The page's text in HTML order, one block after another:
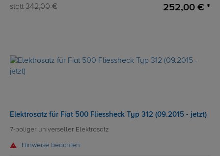
statt 342,00 € 252,00 € *
Elektrosatz für Fiat 500 Fliessheck Typ 312 (09.2015 - jetzt)
7-poliger universeller Elektrosatz
Hinweise beachten